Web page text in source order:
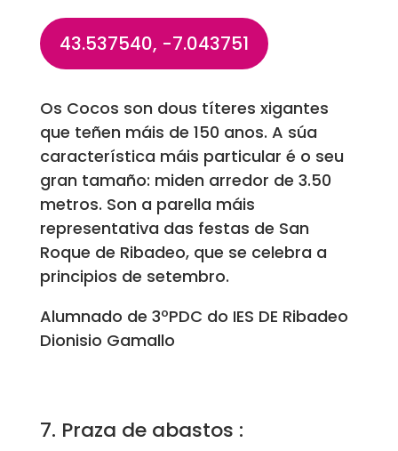
43.537540, -7.043751
Os Cocos son dous títeres xigantes
que teñen máis de 150 anos. A súa
característica máis particular é o seu
gran tamaño: miden arredor de 3.50
metros. Son a parella máis
representativa das festas de San
Roque de Ribadeo, que se celebra a
principios de setembro.
Alumnado de 3ºPDC do IES DE Ribadeo
Dionisio Gamallo
7. Praza de abastos :